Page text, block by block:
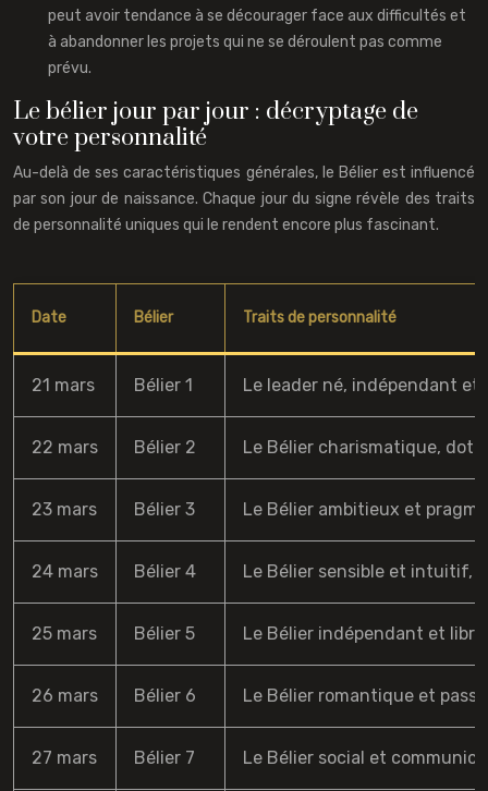
peut avoir tendance à se décourager face aux difficultés et
à abandonner les projets qui ne se déroulent pas comme
prévu.
Le bélier jour par jour : décryptage de
votre personnalité
Au-delà de ses caractéristiques générales, le Bélier est influencé
par son jour de naissance. Chaque jour du signe révèle des traits
de personnalité uniques qui le rendent encore plus fascinant.
Date Bélier Traits de personnalité
21 mars Bélier 1 Le leader né, indépendant
22 mars Bélier 2 Le Bélier charismatique,
23 mars Bélier 3 Le Bélier ambitieux et
24 mars Bélier 4 Le Bélier sensible et intuitif,
25 mars Bélier 5 Le Bélier indépendant et
26 mars Bélier 6 Le Bélier romantique et
27 mars Bélier 7 Le Bélier social et